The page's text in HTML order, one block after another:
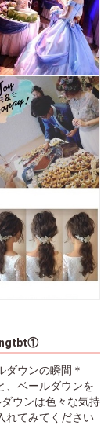
ダウンの瞬間＊
、ベールダウンを
ウンは色々な気持
れてみてください